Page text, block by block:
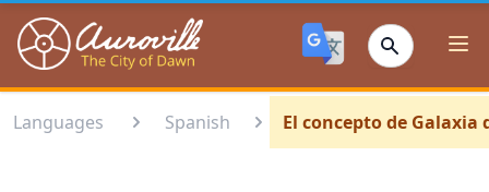
Auroville
Languages Spanish El concepto de Galaxia